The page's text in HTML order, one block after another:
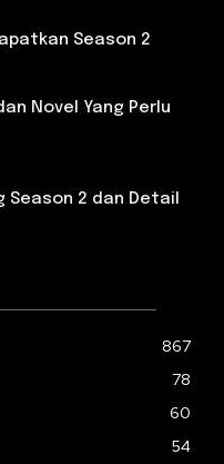
Season 2
Novel Yang Perlu
Season 2 dan Detail
867
78
60
54